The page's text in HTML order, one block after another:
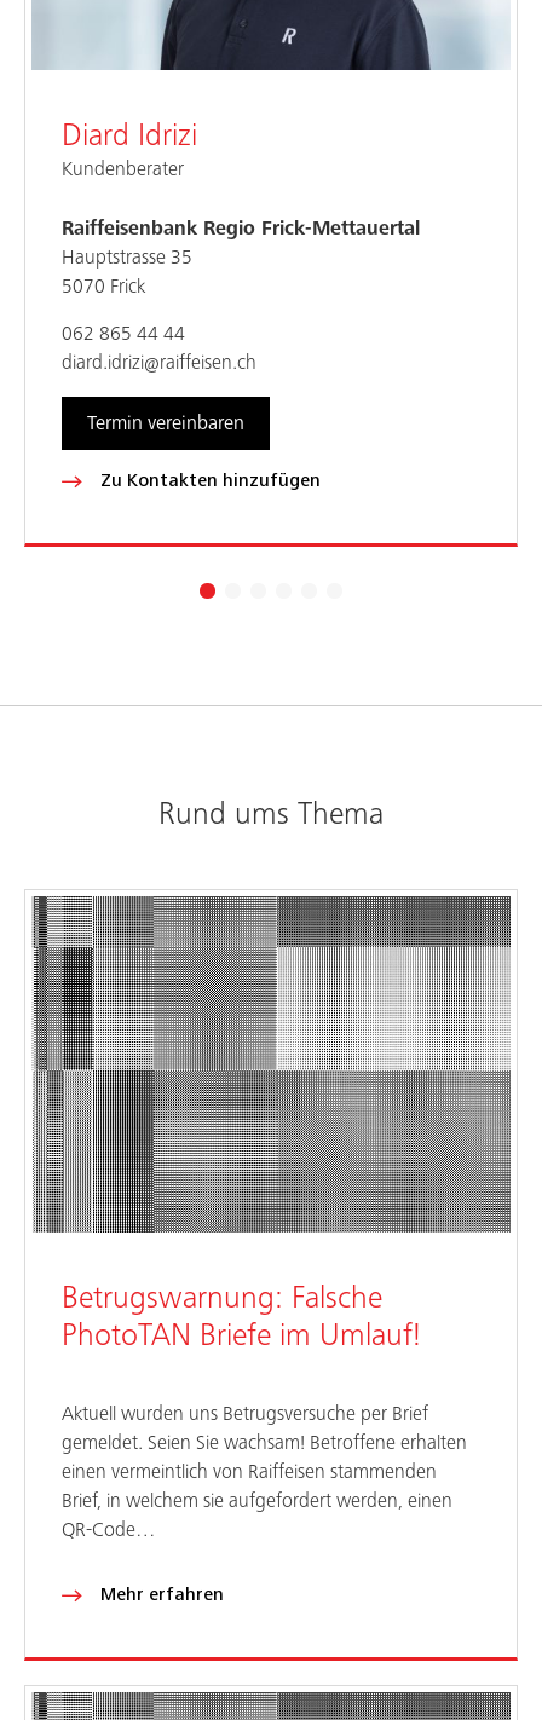
Diard Idrizi
Kundenberater
Raiffeisenbank Regio Frick-Mettauertal
Hauptstrasse 35
5070 Frick
062 865 44 44
diard.idrizi@raiffeisen.ch
Termin vereinbaren
Zu Kontakten hinzufügen
Rund ums Thema
Betrugswarnung: Falsche
PhotoTAN Briefe im Umlauf!
Aktuell wurden uns Betrugsversuche per Brief
gemeldet. Seien Sie wachsam! Betroffene erhalten
einen vermeintlich von Raiffeisen stammenden
Brief, in welchem sie aufgefordert werden, einen
QR-Code…
Mehr erfahren